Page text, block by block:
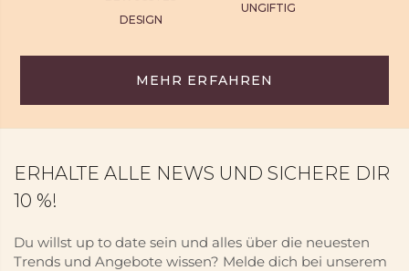
DESIGN
UNGIFTIG
MEHR ERFAHREN
ERHALTE ALLE NEWS UND SICHERE DIR
10 %!
Du willst up to date sein und alles über die neuesten
Trends und Angebote wissen? Melde dich bei unserem